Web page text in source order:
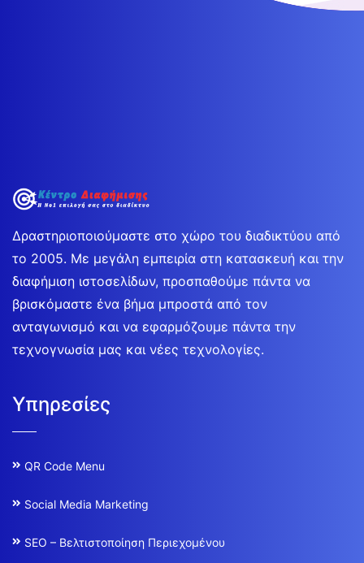
Δραστηριοποιούμαστε στο χώρο του διαδικτύου από
το 2005. Με μεγάλη εμπειρία στη κατασκευή και την
διαφήμιση ιστοσελίδων, προσπαθούμε πάντα να
βρισκόμαστε ένα βήμα μπροστά από τον
ανταγωνισμό και να εφαρμόζουμε πάντα την
τεχνογνωσία μας και νέες τεχνολογίες.
Υπηρεσίες
QR Code Menu
Social Media Marketing
SEO – Βελτιστοποίηση Περιεχομένου